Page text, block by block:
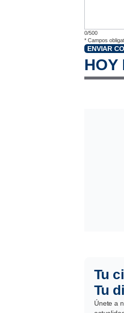
0/500
* Campos
ENVIAR
HOY
Tu
Tu
Únete a